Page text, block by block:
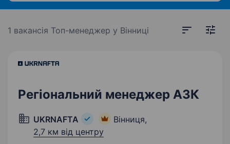
1 вакансія Топ-менеджер у Вінниці
Регіональний менеджер АЗК
UKRNAFTA
Вінниця,
2,7 км від центру